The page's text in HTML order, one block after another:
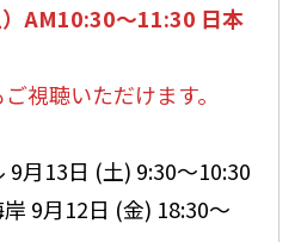
AM10:30～11:30 日本
視聴いただけます。
9月13日 (土) 9:30～10:30
9月12日 (金) 18:30～